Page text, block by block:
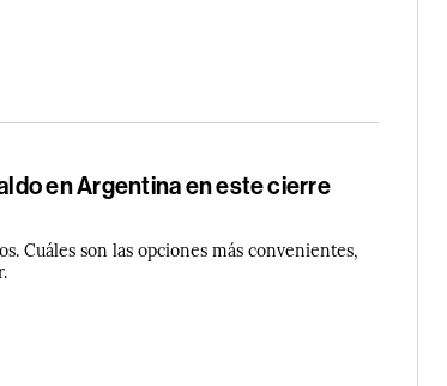
en Argentina en este cierre
Cuáles son las opciones más convenientes,